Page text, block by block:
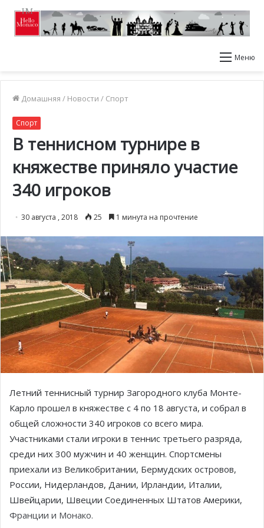
Меню
Домашняя / Новости / Спорт
Спорт
В теннисном турнире в
княжестве приняло участие
340 игроков
30 августа , 2018 25 1 минута на прочтение
Летний теннисный турнир Загородного клуба Монте-
Карло прошел в княжестве с 4 по 18 августа, и собрал в
общей сложности 340 игроков со всего мира.
Участниками стали игроки в теннис третьего разряда,
среди них 300 мужчин и 40 женщин. Спортсмены
приехали из Великобритании, Бермудских островов,
России, Нидерландов, Дании, Ирландии, Италии,
Швейцарии, Швеции Соединенных Штатов Америки,
Франции и Монако.